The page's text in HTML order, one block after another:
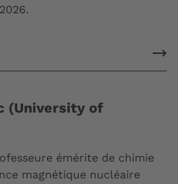
(University of
émérite de chimie
magnétique nucléaire